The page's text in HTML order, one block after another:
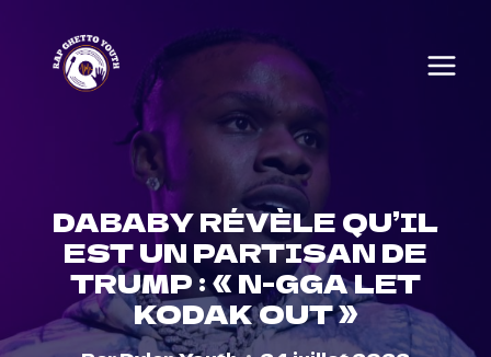
content
DABABY RÉVÈLE QU’IL
EST UN PARTISAN DE
TRUMP : « N-GGA LET
KODAK OUT »